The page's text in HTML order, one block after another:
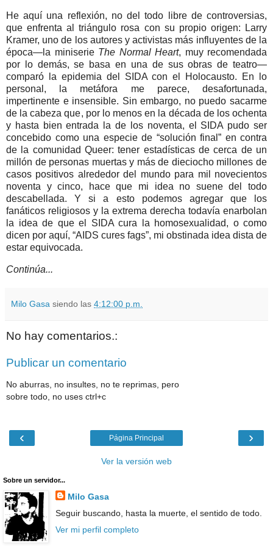
He aquí una reflexión, no del todo libre de controversias,
que enfrenta al triángulo rosa con su propio origen: Larry
Kramer, uno de los autores y activistas más influyentes de la
época—la miniserie The Normal Heart, muy recomendada
por lo demás, se basa en una de sus obras de teatro—
comparó la epidemia del SIDA con el Holocausto. En lo
personal, la metáfora me parece, desafortunada,
impertinente e insensible. Sin embargo, no puedo sacarme
de la cabeza que, por lo menos en la década de los ochenta
y hasta bien entrada la de los noventa, el SIDA pudo ser
concebido como una especie de “solución final” en contra
de la comunidad Queer: tener estadísticas de cerca de un
millón de personas muertas y más de dieciocho millones de
casos positivos alrededor del mundo para mil novecientos
noventa y cinco, hace que mi idea no suene del todo
descabellada. Y si a esto podemos agregar que los
fanáticos religiosos y la extrema derecha todavía enarbolan
la idea de que el SIDA cura la homosexualidad, o como
dicen por aquí, “AIDS cures fags”, mi obstinada idea dista de
estar equivocada.
Continúa...
Milo Gasa siendo las 4:12:00 p.m.
No hay comentarios.:
Publicar un comentario
No aburras, no insultes, no te reprimas, pero
sobre todo, no uses ctrl+c
‹ ›
Página Principal
Ver la versión web
Sobre un servidor...
Milo Gasa
Seguir buscando, hasta la muerte, el sentido de todo.
Ver mi perfil completo